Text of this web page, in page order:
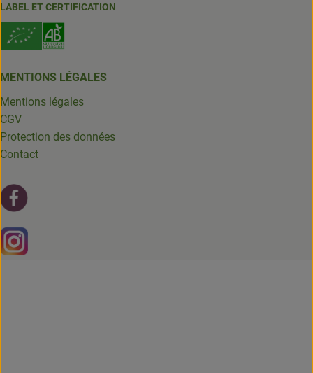
LABEL ET CERTIFICATION
MENTIONS LÉGALES
Mentions légales
CGV
Protection des données
Contact
Lien externe vers https://www.instagram.com/